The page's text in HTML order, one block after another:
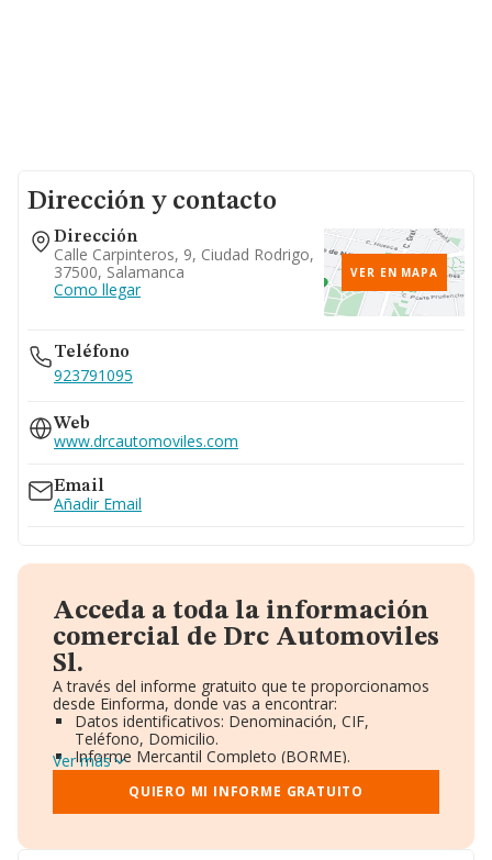
Dirección y contacto
Dirección
Calle Carpinteros, 9, Ciudad Rodrigo,
37500, Salamanca
Como llegar
VER EN MAPA
Teléfono
923791095
Web
www.drcautomoviles.com
Email
Añadir Email
Acceda a toda la información
comercial de Drc Automoviles
Sl.
A través del informe gratuito que te proporcionamos
desde Einforma, donde vas a encontrar:
Datos identificativos: Denominación, CIF,
Teléfono, Domicilio.
Informe Mercantil Completo (BORME).
Gráficos de Evolución Ventas y Empleados.
Consejo de Administración y Administradores.
Directivos y Ejecutivos.
Ver más
QUIERO MI INFORME GRATUITO